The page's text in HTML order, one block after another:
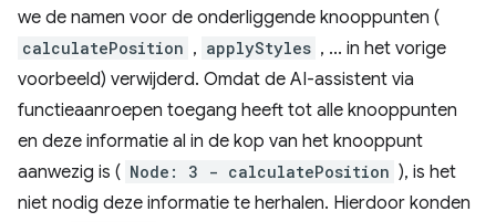
we de namen voor de onderliggende knooppunten (
calculatePosition , applyStyles , ... in het vorige
voorbeeld) verwijderd. Omdat de AI-assistent via
functieaanroepen toegang heeft tot alle knooppunten
en deze informatie al in de kop van het knooppunt
aanwezig is ( Node: 3 - calculatePosition ), is het
niet nodig deze informatie te herhalen. Hierdoor konden